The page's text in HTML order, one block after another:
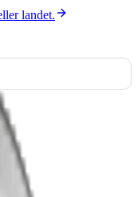
landet.